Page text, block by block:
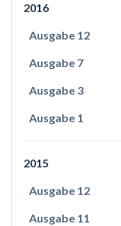
2016
Ausgabe 12
Ausgabe 7
Ausgabe 3
Ausgabe 1
2015
Ausgabe 12
Ausgabe 11